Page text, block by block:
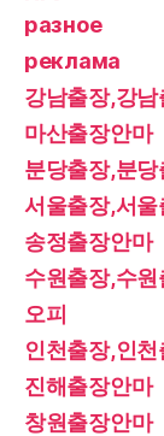
разное
реклама
강남출장,강
마산출장안마
분당출장,분
서울출장,서울
송정출장안마
수원출장,수
오피
인천출장,인
진해출장안마
창원출장안마